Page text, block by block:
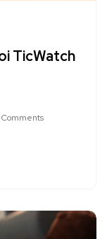
TicWatch
Comments